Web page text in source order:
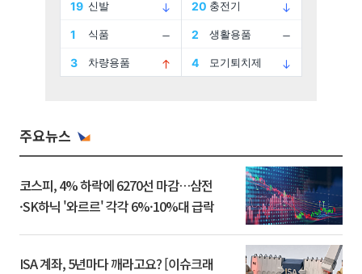
주요뉴스
코스피, 4% 하락에 6270선 마감…삼전
·SK하닉 '와르르' 각각 6%·10%대 급락
ISA 계좌, 5년마다 깨라고요? [이슈크래